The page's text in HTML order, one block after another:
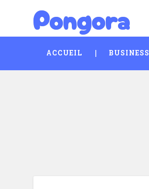
Pongora
ACCUEIL BUSINESS